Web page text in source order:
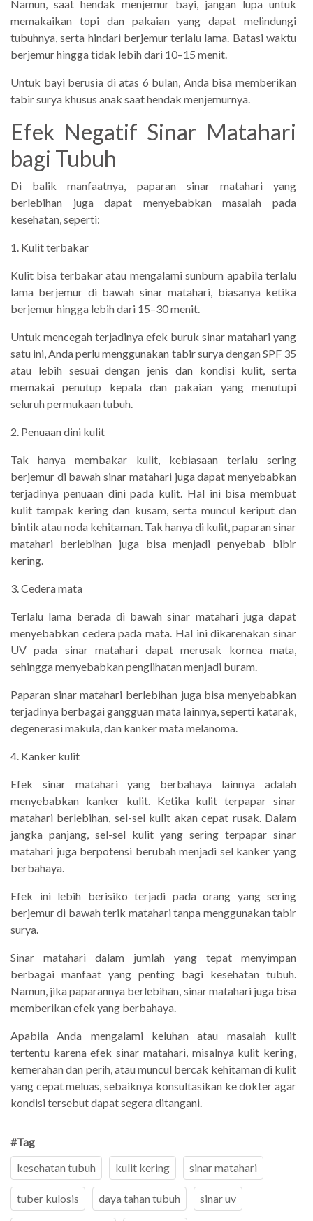
Namun, saat hendak menjemur bayi, jangan lupa untuk
memakaikan topi dan pakaian yang dapat melindungi
tubuhnya, serta hindari berjemur terlalu lama. Batasi waktu
berjemur hingga tidak lebih dari 10–15 menit.
Untuk bayi berusia di atas 6 bulan, Anda bisa memberikan
tabir surya khusus anak saat hendak menjemurnya.
Efek Negatif Sinar Matahari
bagi Tubuh
Di balik manfaatnya, paparan sinar matahari yang
berlebihan juga dapat menyebabkan masalah pada
kesehatan, seperti:
1. Kulit terbakar
Kulit bisa terbakar atau mengalami sunburn apabila terlalu
lama berjemur di bawah sinar matahari, biasanya ketika
berjemur hingga lebih dari 15–30 menit.
Untuk mencegah terjadinya efek buruk sinar matahari yang
satu ini, Anda perlu menggunakan tabir surya dengan SPF 35
atau lebih sesuai dengan jenis dan kondisi kulit, serta
memakai penutup kepala dan pakaian yang menutupi
seluruh permukaan tubuh.
2. Penuaan dini kulit
Tak hanya membakar kulit, kebiasaan terlalu sering
berjemur di bawah sinar matahari juga dapat menyebabkan
terjadinya penuaan dini pada kulit. Hal ini bisa membuat
kulit tampak kering dan kusam, serta muncul keriput dan
bintik atau noda kehitaman. Tak hanya di kulit, paparan sinar
matahari berlebihan juga bisa menjadi penyebab bibir
kering.
3. Cedera mata
Terlalu lama berada di bawah sinar matahari juga dapat
menyebabkan cedera pada mata. Hal ini dikarenakan sinar
UV pada sinar matahari dapat merusak kornea mata,
sehingga menyebabkan penglihatan menjadi buram.
Paparan sinar matahari berlebihan juga bisa menyebabkan
terjadinya berbagai gangguan mata lainnya, seperti katarak,
degenerasi makula, dan kanker mata melanoma.
4. Kanker kulit
Efek sinar matahari yang berbahaya lainnya adalah
menyebabkan kanker kulit. Ketika kulit terpapar sinar
matahari berlebihan, sel-sel kulit akan cepat rusak. Dalam
jangka panjang, sel-sel kulit yang sering terpapar sinar
matahari juga berpotensi berubah menjadi sel kanker yang
berbahaya.
Efek ini lebih berisiko terjadi pada orang yang sering
berjemur di bawah terik matahari tanpa menggunakan tabir
surya.
Sinar matahari dalam jumlah yang tepat menyimpan
berbagai manfaat yang penting bagi kesehatan tubuh.
Namun, jika paparannya berlebihan, sinar matahari juga bisa
memberikan efek yang berbahaya.
Apabila Anda mengalami keluhan atau masalah kulit
tertentu karena efek sinar matahari, misalnya kulit kering,
kemerahan dan perih, atau muncul bercak kehitaman di kulit
yang cepat meluas, sebaiknya konsultasikan ke dokter agar
kondisi tersebut dapat segera ditangani.
#Tag
kesehatan tubuh
kulit kering sinar matahari
tuber kulosis daya tahan tubuh sinar uv